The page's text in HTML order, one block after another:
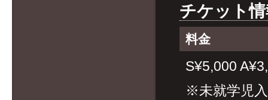
チケット
料金
S¥5,000
※未就学児